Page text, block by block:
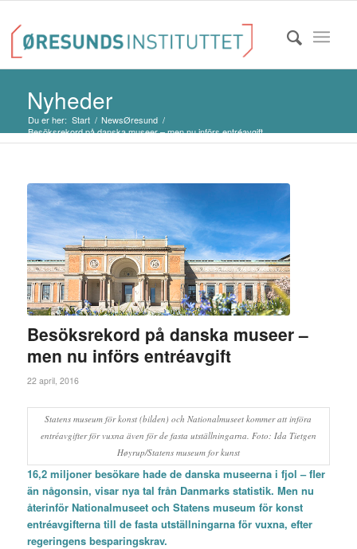
Nyheder
Du er her: Start / NewsØresund /
Besöksrekord på danska museer – men nu införs entréavgift
Besöksrekord på danska museer –
men nu införs entréavgift
22 april, 2016
Statens museum för konst (bilden) och Nationalmuseet kommer att införa
entréavgifter för vuxna även för de fasta utställningarna. Foto: Ida Tietgen
Høyrup/Statens museum for kunst
16,2 miljoner besökare hade de danska museerna i fjol – fler
än någonsin, visar nya tal från Danmarks statistik. Men nu
återinför Nationalmuseet och Statens museum för konst
entréavgifterna till de fasta utställningarna för vuxna, efter
regeringens besparingskrav.